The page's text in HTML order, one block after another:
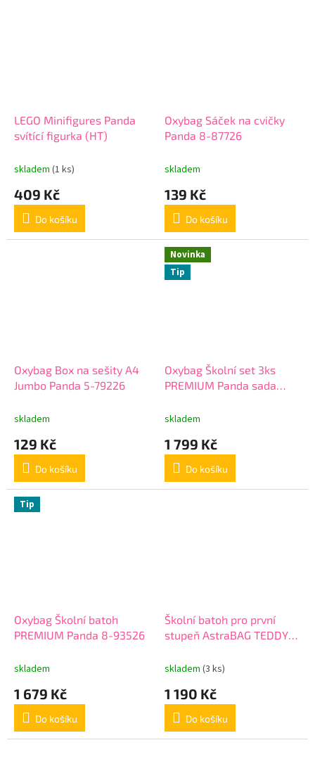
LEGO Minifigures Panda
svítící figurka (HT)
skladem (1 ks)
409 Kč
Do košíku
Oxybag Sáček na cvičky
Panda 8-87726
skladem
139 Kč
Do košíku
Oxybag Box na sešity A4
Jumbo Panda 5-79226
skladem
129 Kč
Do košíku
Novinka
Tip
Oxybag Školní set 3ks
PREMIUM Panda sada
76026
skladem
1 799 Kč
Do košíku
Tip
Oxybag Školní batoh
PREMIUM Panda 8-93526
skladem
1 679 Kč
Do košíku
Školní batoh pro první
stupeň AstraBAG TEDDY
502023069
skladem (3 ks)
1 190 Kč
Do košíku